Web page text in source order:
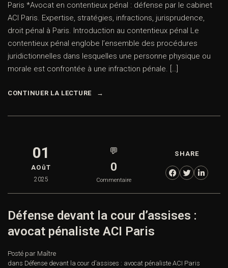
Paris *Avocat en contentieux pénal : défense par le cabinet
ACI Paris. Expertise, stratégies, infractions, jurisprudence,
droit pénal à Paris. Introduction au contentieux pénal Le
contentieux pénal englobe l’ensemble des procédures
juridictionnelles dans lesquelles une personne physique ou
morale est confrontée à une infraction pénale. […]
CONTINUER LA LECTURE
01
AOûT
2025
💬
0
Commentaire
SHARE
Défense devant la cour d’assises :
avocat pénaliste ACI Paris
Posté par Maître
dans Défense devant la cour d’assises : avocat pénaliste ACI Paris